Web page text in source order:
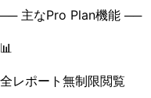
── 主なPro Plan機能 ──
📊
全レポート無制限閲覧